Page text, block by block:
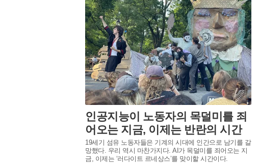
인공지능이 노동자의 목덜미를 죄
어오는 지금, 이제는 반란의 시간
19세기 섬유 노동자들은 기계의 시대에 인간으로 남기를 갈
망했다. 우리 역시 마찬가지다. AI가 목덜미를 죄어오는 지
금, 이제는 ‘러다이트 르네상스’를 맞이할 시간이다.